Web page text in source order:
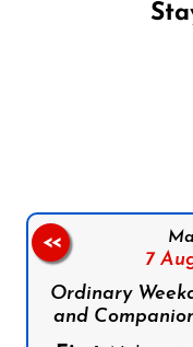
7
Ordinary
and
<<